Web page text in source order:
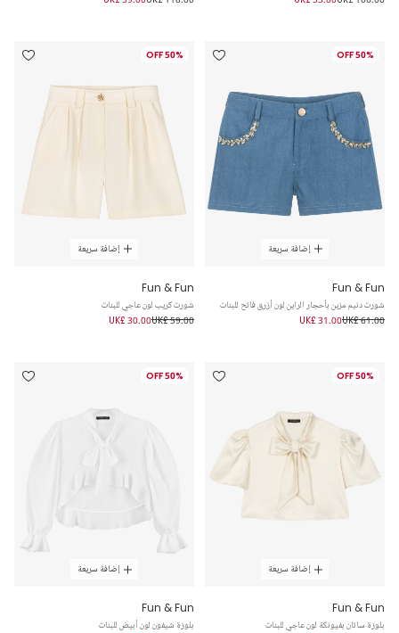
50% OFF
إضافة سريعة
Fun & Fun
شورت دنيم مزين بأحجار الراين لون أزرق فاتح للبنات
UK£ 61.00
UK£ 31.00
50% OFF
إضافة سريعة
Fun & Fun
شورت كريب لون عاجي للبنات
UK£ 59.00
UK£ 30.00
50% OFF
إضافة سريعة
Fun & Fun
بلوزة ساتان بفيونكة لون عاجي للبنات
50% OFF
إضافة سريعة
Fun & Fun
بلوزة شيفون لون أبيض للبنات